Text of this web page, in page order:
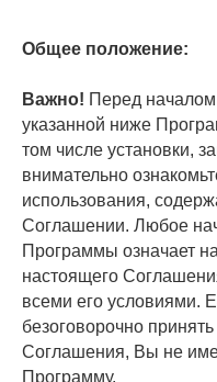
Общее положение:
Важно! Перед
указанной ниже
том числе установки,
внимательно
использования,
Соглашении. Любое
Программы означает
настоящего
всеми его условиями.
безоговорочно
Соглашения, Вы не
Программу.